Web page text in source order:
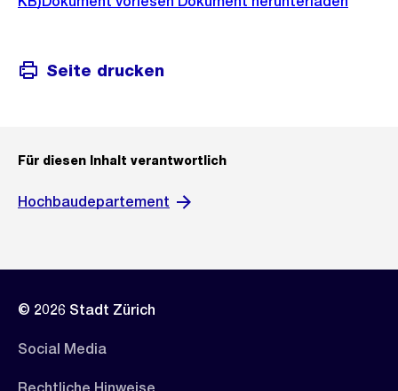
Seite drucken
Für diesen Inhalt verantwortlich
Hochbaudepartement
© 2026 Stadt Zürich
Social Media